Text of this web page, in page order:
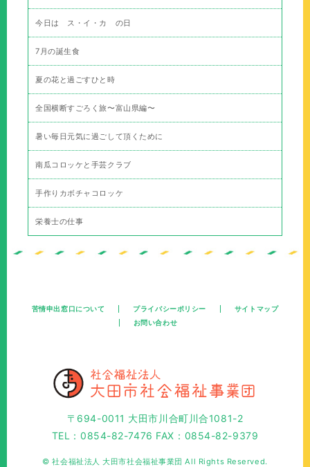
今日は ス・イ・カ の日
7月の誕生食
夏の花と過ごすひと時
全国横断すごろく旅〜富山県編〜
暑い毎日元気に過ごして頂くために
南瓜コロッケと手芸クラブ
手作りカボチャコロッケ
栄養士の仕事
苦情申出窓口について プライバシーポリシー
サイトマップ
お問い合わせ
〒694-0011 大田市川合町川合1081-2
TEL：0854-82-7476 FAX：0854-82-9379
© 社会福祉法人 大田市社会福祉事業団 All Rights Reserved.